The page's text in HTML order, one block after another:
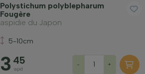
Polystichum polyblepharum
Fougère
aspidie du Japon
5-10cm
3 45
apd
- +